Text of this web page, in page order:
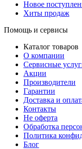
Новое
Хиты продаж
Помощь и сервисы
Каталог товаров
О компании
Сервисные
Акции
Производители
Гарантии
Доставка и
Контакты
Не оферта
Обработка
Политика
Блог